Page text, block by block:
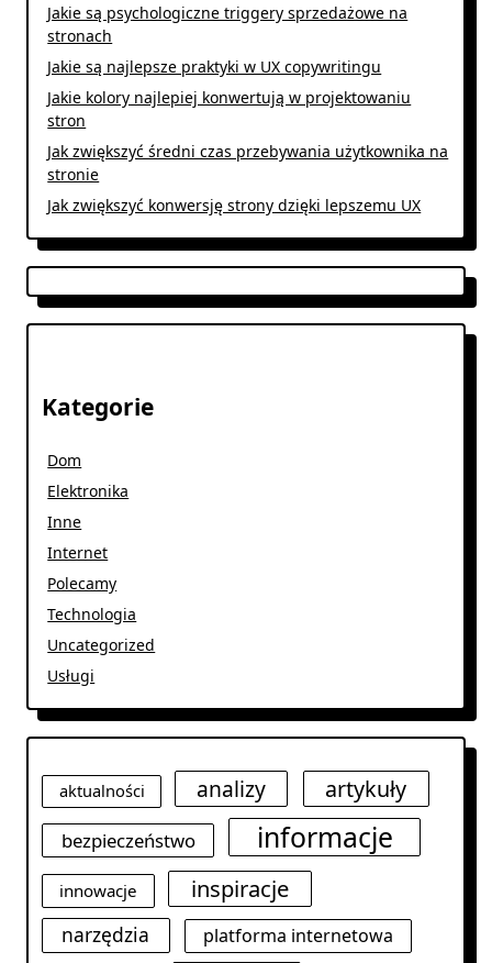
Jakie są psychologiczne triggery sprzedażowe na
stronach
Jakie są najlepsze praktyki w UX copywritingu
Jakie kolory najlepiej konwertują w projektowaniu
stron
Jak zwiększyć średni czas przebywania użytkownika na
stronie
Jak zwiększyć konwersję strony dzięki lepszemu UX
Kategorie
Dom
Elektronika
Inne
Internet
Polecamy
Technologia
Uncategorized
Usługi
aktualności analizy artykuły
bezpieczeństwo informacje
innowacje inspiracje
narzędzia
platforma internetowa